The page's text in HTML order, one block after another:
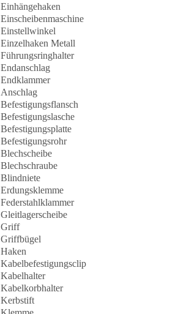
Einhängehaken
Einscheibenmaschine
Einstellwinkel
Einzelhaken Metall
Führungsringhalter
Endanschlag
Endklammer
Anschlag
Befestigungsflansch
Befestigungslasche
Befestigungsplatte
Befestigungsrohr
Blechscheibe
Blechschraube
Blindniete
Erdungsklemme
Federstahlklammer
Gleitlagerscheibe
Griff
Griffbügel
Haken
Kabelbefestigungsclip
Kabelhalter
Kabelkorbhalter
Kerbstift